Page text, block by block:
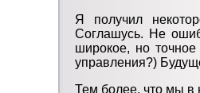
Я получил
Соглашусь. Не
широкое, но
управления?)
Тем более, что мы в